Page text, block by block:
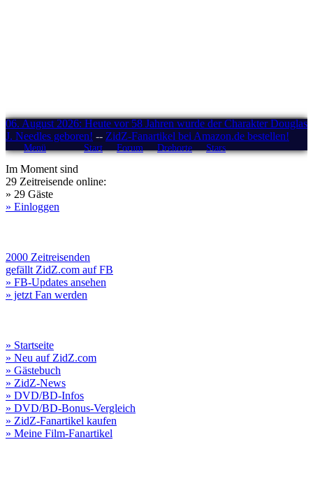
06. August 2026: Heute vor 58 Jahren wurde der Charakter Douglas
J. Needles geboren! -- ZidZ-Fanartikel bei Amazon.de bestellen!
Menü Start Forum Drehorte Stars
Im Moment sind
29 Zeitreisende online:
» 29 Gäste
» Einloggen
2000 Zeitreisenden
gefällt ZidZ.com auf FB
» FB-Updates ansehen
» jetzt Fan werden
» Startseite
» Neu auf ZidZ.com
» Gästebuch
» ZidZ-News
» DVD/BD-Infos
» DVD/BD-Bonus-Vergleich
» ZidZ-Fanartikel kaufen
» Meine Film-Fanartikel